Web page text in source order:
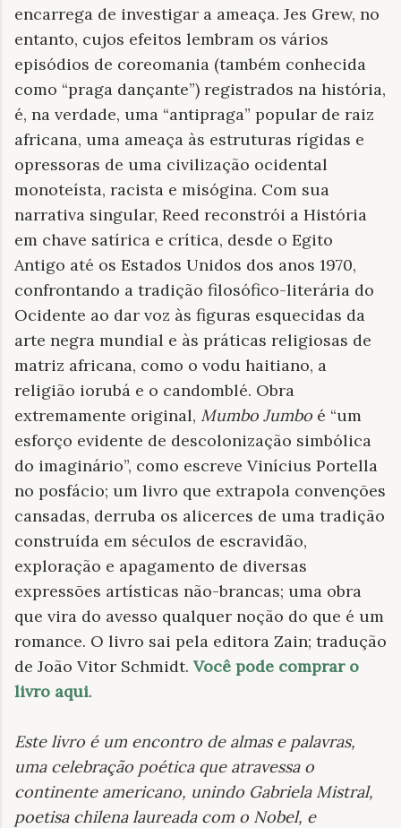
encarrega de investigar a ameaça. Jes Grew, no
entanto, cujos efeitos lembram os vários
episódios de coreomania (também conhecida
como “praga dançante”) registrados na história,
é, na verdade, uma “antipraga” popular de raiz
africana, uma ameaça às estruturas rígidas e
opressoras de uma civilização ocidental
monoteísta, racista e misógina. Com sua
narrativa singular, Reed reconstrói a História
em chave satírica e crítica, desde o Egito
Antigo até os Estados Unidos dos anos 1970,
confrontando a tradição filosófico-literária do
Ocidente ao dar voz às figuras esquecidas da
arte negra mundial e às práticas religiosas de
matriz africana, como o vodu haitiano, a
religião iorubá e o candomblé. Obra
extremamente original, Mumbo Jumbo é “um
esforço evidente de descolonização simbólica
do imaginário”, como escreve Vinícius Portella
no posfácio; um livro que extrapola convenções
cansadas, derruba os alicerces de uma tradição
construída em séculos de escravidão,
exploração e apagamento de diversas
expressões artísticas não-brancas; uma obra
que vira do avesso qualquer noção do que é um
romance. O livro sai pela editora Zain; tradução
de João Vitor Schmidt. Você pode comprar o
livro aqui.
Este livro é um encontro de almas e palavras,
uma celebração poética que atravessa o
continente americano, unindo Gabriela Mistral,
poetisa chilena laureada com o Nobel, e